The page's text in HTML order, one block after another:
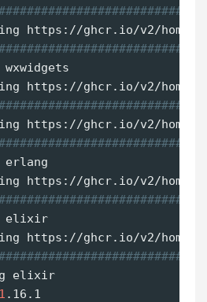
https://ghcr.io/v2/
https://ghcr.io/v2/
https://ghcr.io/v2/
erlang
https://ghcr.io/v2/
elixir
https://ghcr.io/v2/
elixir
1 .16.1